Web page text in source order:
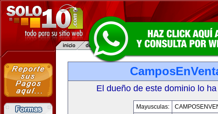
El dueño de este dominio lo
Mayusculas: